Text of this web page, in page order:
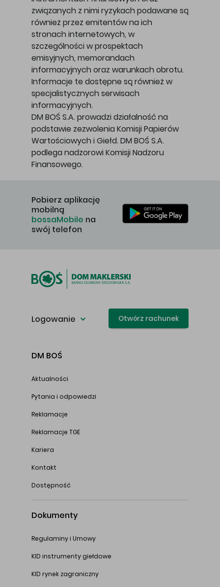
związanych z nimi ryzykach podawane są
również przez emitentów na ich
stronach internetowych, w
szczególności w prospektach
emisyjnych, memorandach
informacyjnych oraz warunkach obrotu.
Informacje te dostępne są również w
specjalistycznych serwisach
informacyjnych.
DM BOŚ S.A. prowadzi działalność na
podstawie zezwolenia Komisji Papierów
Wartościowych i Giełd. DM BOŚ S.A.
podlega nadzorowi Komisji Nadzoru
Finansowego.
Pobierz aplikację
mobilną
bossaMobile na
swój telefon
Logowanie Otwórz rachunek
DM BOŚ
Aktualności
Pytania i odpowiedzi
Reklamacje
Reklamacje TGE
Kariera
Kontakt
Dostępność
Dokumenty
Regulaminy i Umowy
KID instrumenty giełdowe
KID rynek zagraniczny